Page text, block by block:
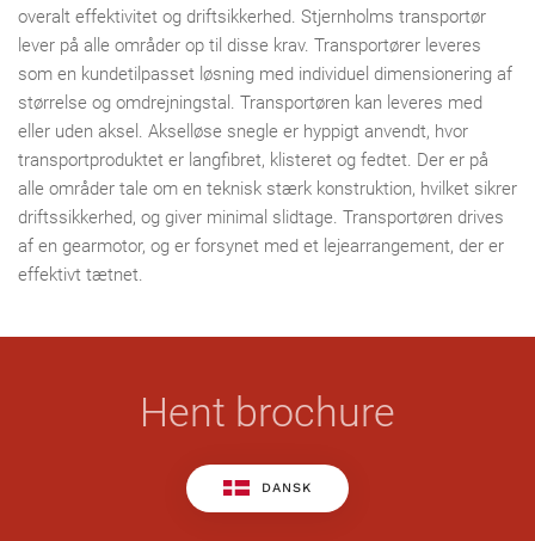
overalt effektivitet og driftsikkerhed. Stjernholms transportør
lever på alle områder op til disse krav. Transportører leveres
som en kundetilpasset løsning med individuel dimensionering af
størrelse og omdrejningstal. Transportøren kan leveres med
eller uden aksel. Akselløse snegle er hyppigt anvendt, hvor
transportproduktet er langfibret, klisteret og fedtet. Der er på
alle områder tale om en teknisk stærk konstruktion, hvilket sikrer
driftssikkerhed, og giver minimal slidtage. Transportøren drives
af en gearmotor, og er forsynet med et lejearrangement, der er
effektivt tætnet.
Hent brochure
DANSK